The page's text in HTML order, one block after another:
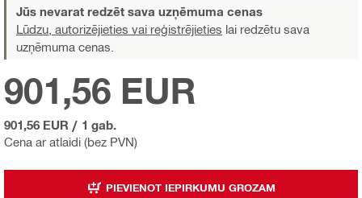
Jūs nevarat redzēt sava uzņēmuma cenas
Lūdzu, autorizējieties vai reģistrējieties lai redzētu sava
uzņēmuma cenas.
Cena ar atlaidi (bez PVN)
901,56 EUR
901,56 EUR / 1 gab.
PIEVIENOT IEPIRKUMU GROZAM